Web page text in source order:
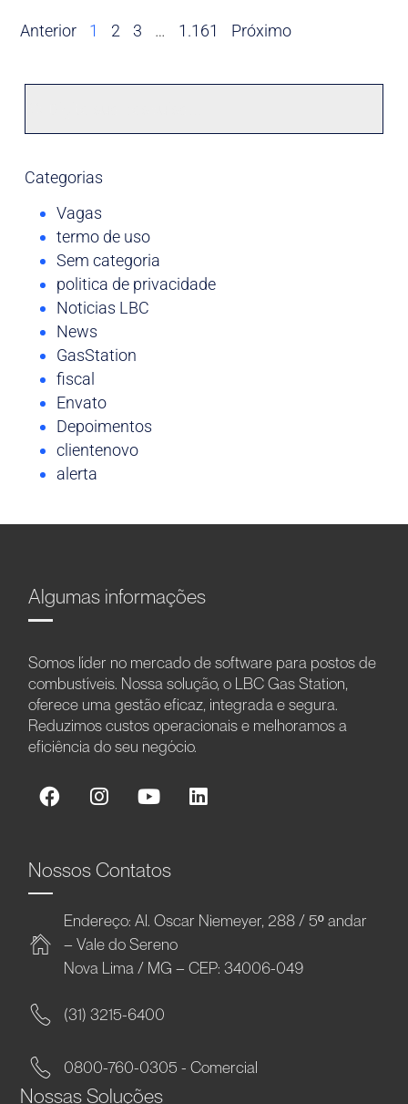
Anterior 1 2 3 … 1.161 Próximo
Categorias
Vagas
termo de uso
Sem categoria
politica de privacidade
Noticias LBC
News
GasStation
fiscal
Envato
Depoimentos
clientenovo
alerta
Algumas informações
Somos líder no mercado de software para postos de
combustíveis. Nossa solução, o LBC Gas Station,
oferece uma gestão eficaz, integrada e segura.
Reduzimos custos operacionais e melhoramos a
eficiência do seu negócio.
Nossos Contatos
Endereço: Al. Oscar Niemeyer, 288 / 5º andar
– Vale do Sereno
Nova Lima / MG – CEP: 34006-049
(31) 3215-6400
0800-760-0305 - Comercial
Nossas Soluções